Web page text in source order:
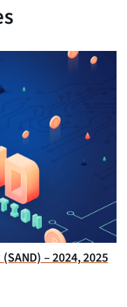
– 2024, 2025